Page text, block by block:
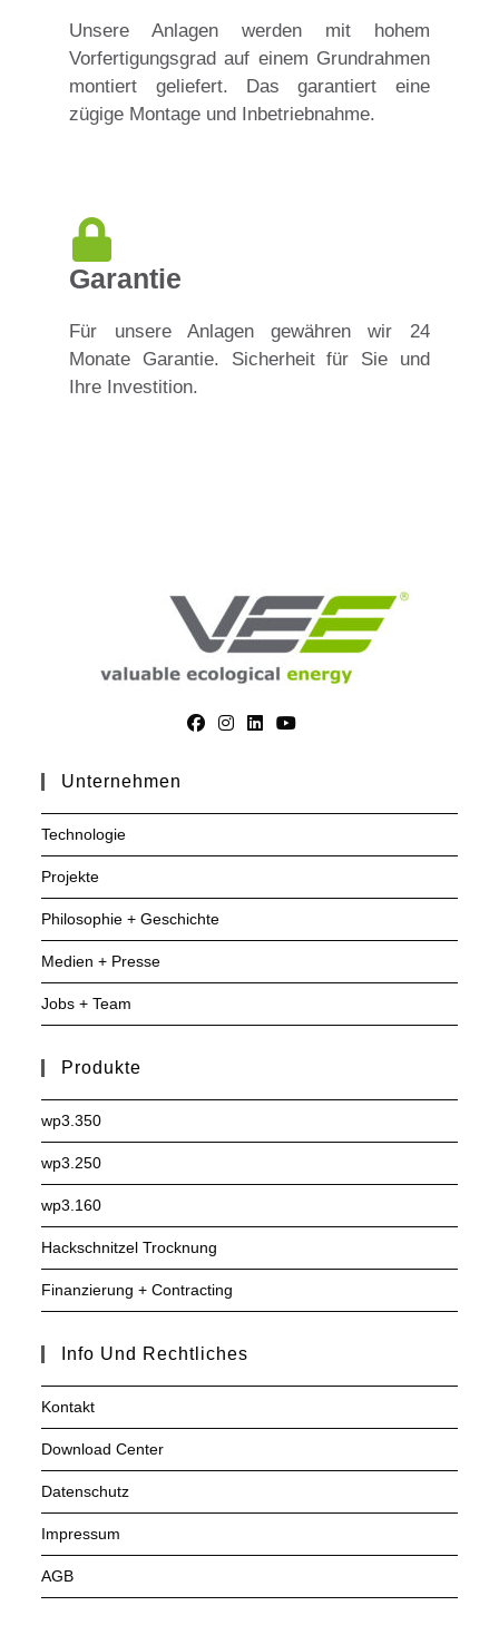
Unsere Anlagen werden mit hohem
Vorfertigungsgrad auf einem Grundrahmen
montiert geliefert. Das garantiert eine
zügige Montage und Inbetriebnahme.
Garantie
Für unsere Anlagen gewähren wir 24
Monate Garantie. Sicherheit für Sie und
Ihre Investition.
Unternehmen
Technologie
Projekte
Philosophie + Geschichte
Medien + Presse
Jobs + Team
Produkte
wp3.350
wp3.250
wp3.160
Hackschnitzel Trocknung
Finanzierung + Contracting
Info Und Rechtliches
Kontakt
Download Center
Datenschutz
Impressum
AGB